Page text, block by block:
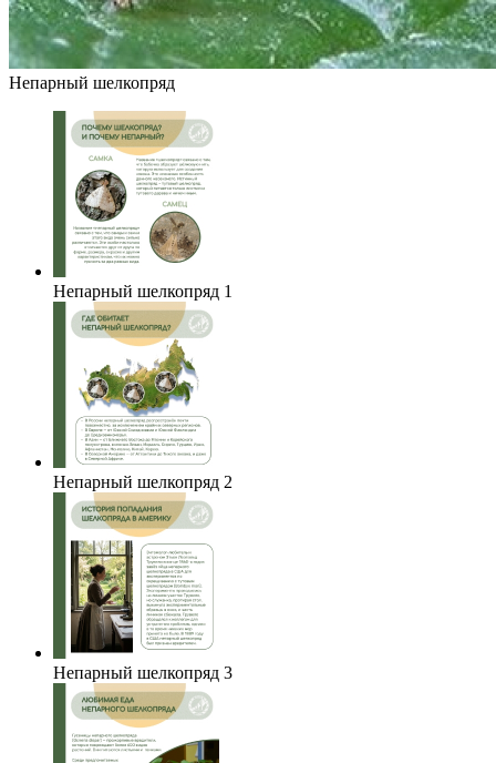
Непарный шелкопряд
Непарный шелкопряд 1
Непарный шелкопряд 2
Непарный шелкопряд 3